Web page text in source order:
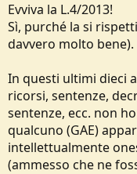
Evviva la L.4/2013!
Sì, purché la si
davvero molto bene).
In questi ultimi dieci
ricorsi, sentenze,
sentenze, ecc. non
qualcuno (GAE)
intellettualmente
(ammesso che ne